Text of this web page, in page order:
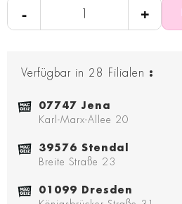
- +
Verfügbar in 28 Filialen :
07747 Jena
Karl-Marx-Allee 20
39576 Stendal
Breite Straße 23
01099 Dresden